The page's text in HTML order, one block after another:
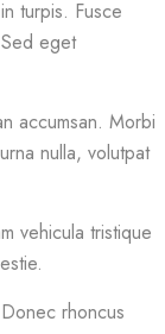
turpis. Fusce
eget
accumsan. Morbi
nulla, volutpat
vehicula tristique
rhoncus